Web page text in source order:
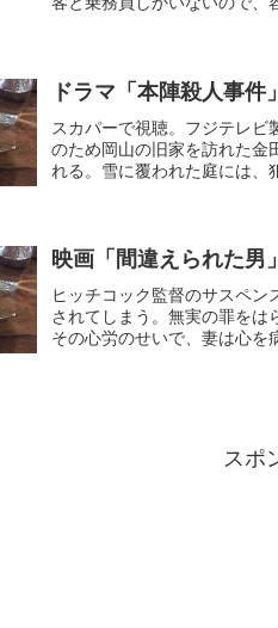
ドラマ「本陣殺人事
スカパーで視聴。フジテレ
のため岡山の旧家を訪れた金
れる。雪に覆われた庭には、
映画「間違えられた男
ヒッチコック監督のサスペ
されてしまう。無実の罪をは
その心労のせいで、妻は心を
スポ